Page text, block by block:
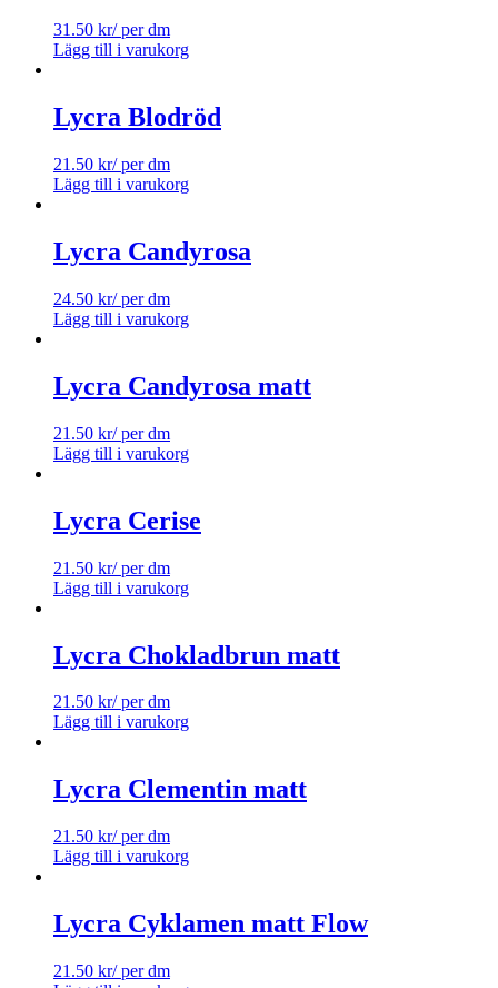
31.50 kr/ per dm
Lägg till i varukorg
Lycra Blodröd
21.50 kr/ per dm
Lägg till i varukorg
Lycra Candyrosa
24.50 kr/ per dm
Lägg till i varukorg
Lycra Candyrosa matt
21.50 kr/ per dm
Lägg till i varukorg
Lycra Cerise
21.50 kr/ per dm
Lägg till i varukorg
Lycra Chokladbrun matt
21.50 kr/ per dm
Lägg till i varukorg
Lycra Clementin matt
21.50 kr/ per dm
Lägg till i varukorg
Lycra Cyklamen matt Flow
21.50 kr/ per dm